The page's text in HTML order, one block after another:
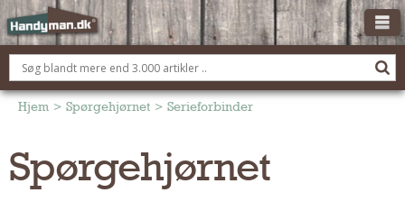
OM HANDYMAN.DK
FÅ 3 TILBUD
BOLIG KØBERÅDGIVNING
Hjem > Spørgehjørnet > Serieforbinder
Spørgehjørnet